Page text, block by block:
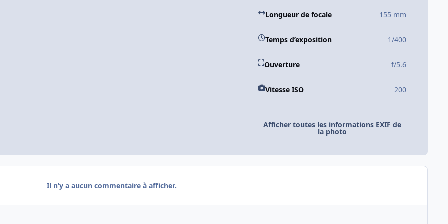
Longueur de focale 155 mm
Temps d’exposition 1/400
Ouverture f/5.6
Vitesse ISO 200
Afficher toutes les informations EXIF de
la photo
Il n’y a aucun commentaire à afficher.